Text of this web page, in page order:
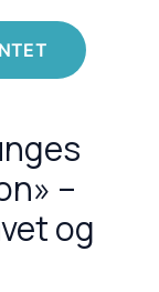
–
og